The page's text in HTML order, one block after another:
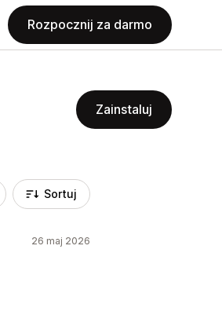
Rozpocznij za darmo
Zainstaluj
Sortuj
26 maj 2026